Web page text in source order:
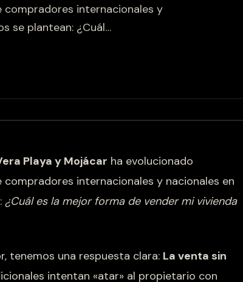
ES ENG
compradores internacionales y
se plantean: ¿Cuál…
Playa y Mojácar ha evolucionado
internacionales y nacionales en
¿Cuál es la mejor forma de vender mi vivienda
tenemos una respuesta clara: La venta sin
intentan «atar» al propietario con